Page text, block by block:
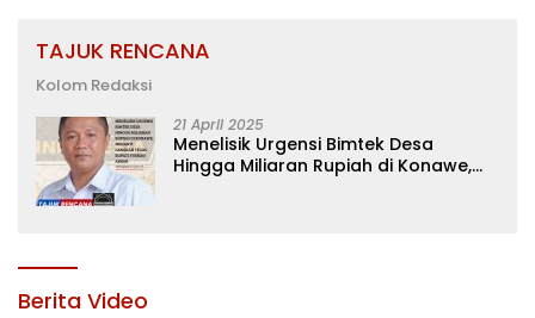
TAJUK RENCANA
Kolom Redaksi
21 April 2025
Menelisik Urgensi Bimtek Desa
Hingga Miliaran Rupiah di Konawe,
Berita Video